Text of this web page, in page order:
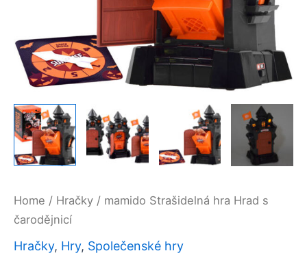
Home / Hračky / mamido Strašidelná hra Hrad s
čarodějnicí
Hračky, Hry, Společenské hry